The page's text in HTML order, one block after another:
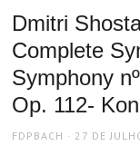
Dmitri
Complete
Symphony
Op. 112-
AUTHOR
FDPBACH
POSTED
27 DE